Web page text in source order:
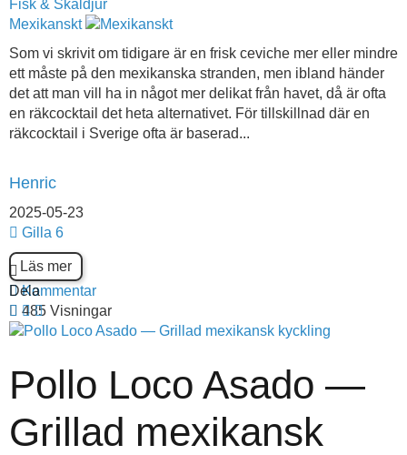
Fisk & Skaldjur
Mexikanskt
Som vi skrivit om tidigare är en frisk ceviche mer eller mindre
ett måste på den mexikanska stranden, men ibland händer
det att man vill ha in något mer delikat från havet, då är ofta
en räkcocktail det heta alternativet. För tillskillnad där en
räkcocktail i Sverige ofta är baserad...
Henric
2025-05-23
Gilla 6
Läs mer
Kommentar
485 Visningar
Dela
Pollo Loco Asado —
Grillad mexikansk